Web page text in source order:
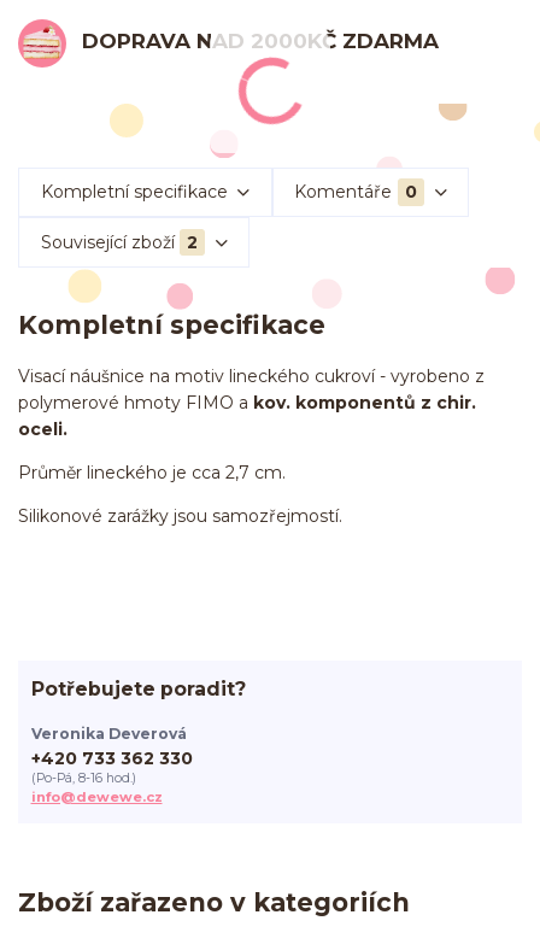
DOPRAVA NAD 2000KČ ZDARMA
Kompletní specifikace Komentáře 0
Související zboží 2
Kompletní specifikace
Visací náušnice na motiv lineckého cukroví - vyrobeno z
polymerové hmoty FIMO a kov. komponentů z chir.
oceli.
Průměr lineckého je cca 2,7 cm.
Silikonové zarážky jsou samozřejmostí.
Zboží zařazeno v kategoriích
Potřebujete poradit?
Veronika Deverová
+420 733 362 330
(Po-Pá, 8-16 hod.)
info@dewewe.cz